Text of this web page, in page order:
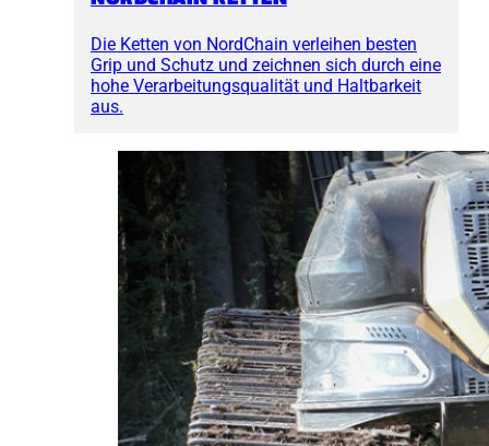
Die Ketten von NordChain verleihen besten
Grip und Schutz und zeichnen sich durch eine
hohe Verarbeitungsqualität und Haltbarkeit
aus.